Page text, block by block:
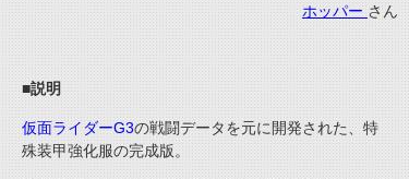
ホッパー さん
■説明
仮面ライダーG3の戦闘データを元に開発された、特
殊装甲強化服の完成版。